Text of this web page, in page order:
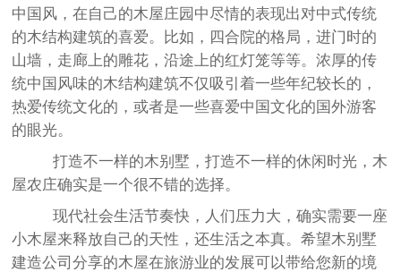
中国风，在自己的木屋庄园中尽情的表现出对中式传统
的木结构建筑的喜爱。比如，四合院的格局，进门时的
山墙，走廊上的雕花，沿途上的红灯笼等等。浓厚的传
统中国风味的木结构建筑不仅吸引着一些年纪较长的，
热爱传统文化的，或者是一些喜爱中国文化的国外游客
的眼光。
打造不一样的木别墅，打造不一样的休闲时光，木
屋农庄确实是一个很不错的选择。
现代社会生活节奏快，人们压力大，确实需要一座
小木屋来释放自己的天性，还生活之本真。希望木别墅
建造公司分享的木屋在旅游业的发展可以带给您新的境